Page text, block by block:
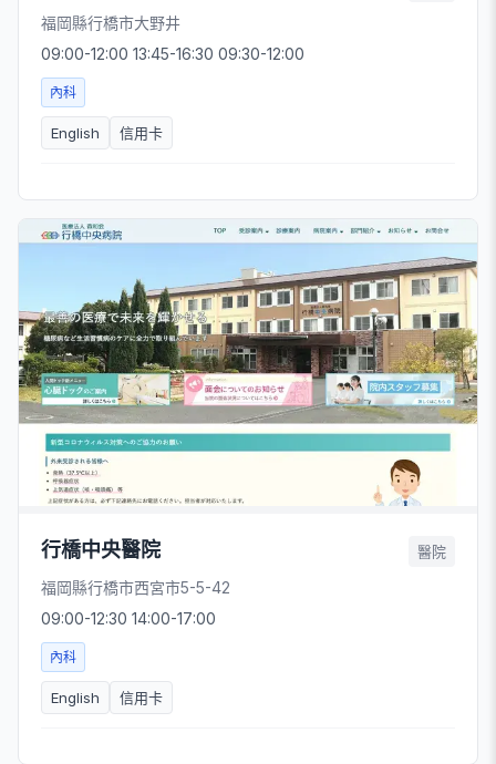
福岡縣行橋市大野井
09:00-12:00 13:45-16:30 09:30-12:00
內科
English 信用卡
行橋中央醫院 醫院
福岡縣行橋市西宮市5-5-42
09:00-12:30 14:00-17:00
內科
English 信用卡